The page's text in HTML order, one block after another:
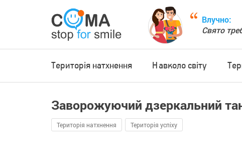
Влучно:
Свято
Територія натхнення Навколо світу
Заворожуючий дзеркальний
Територія натхнення Територія успіху